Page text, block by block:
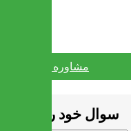
مشاوره واتس آپ
سوال خود را بپرسید